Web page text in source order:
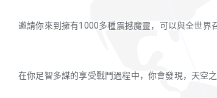
邀請你來到擁有1000多種震撼魔靈，可以與全世界
在你足智多謀的享受戰鬥過程中，你會發現，天空